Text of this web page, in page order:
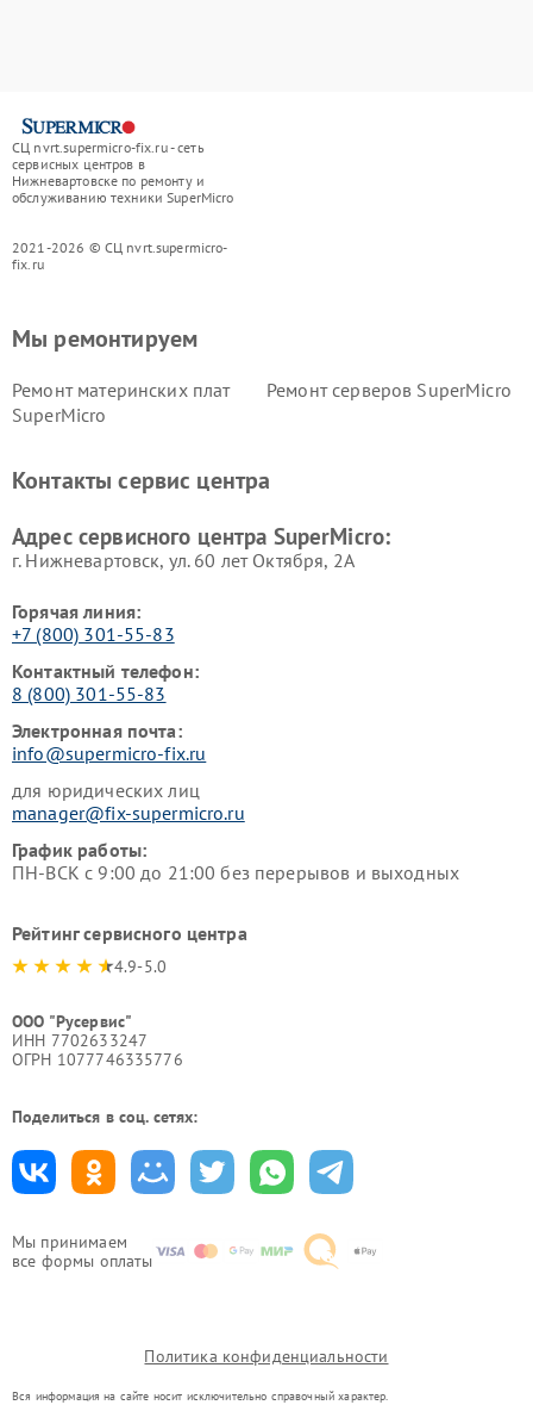
СЦ nvrt.supermicro-fix.ru - сеть
сервисных центров в
Нижневартовске по ремонту и
обслуживанию техники SuperMicro
2021-2026 © СЦ nvrt.supermicro-
fix.ru
Мы принимаем
все формы оплаты
Мы ремонтируем
Ремонт материнских плат
SuperMicro
Ремонт серверов SuperMicro
Контакты сервис центра
Адрес сервисного центра SuperMicro:
г. Нижневартовск, ул. 60 лет Октября, 2А
Горячая линия:
+7 (800) 301-55-83
Контактный телефон:
8 (800) 301-55-83
Электронная почта:
info@supermicro-fix.ru
для юридических лиц
manager@fix-supermicro.ru
График работы:
ПН-ВСК с 9:00 до 21:00 без перерывов и выходных
Рейтинг сервисного центра
4.9-5.0
ООО "Русервис"
ИНН 7702633247
ОГРН 1077746335776
Поделиться в соц. сетях:
Политика конфиденциальности
Вся информация на сайте носит исключительно справочный характер.